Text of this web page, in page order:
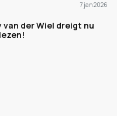
7 jan 2026
der Wiel dreigt nu